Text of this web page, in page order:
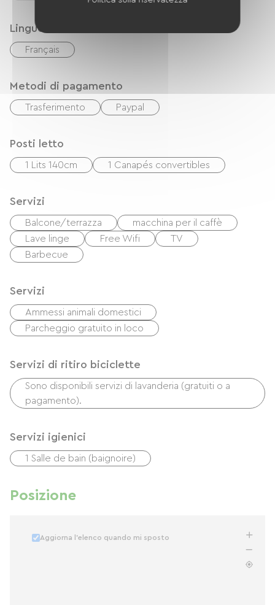
Lingue
Français
Metodi di pagamento
Trasferimento Paypal
Posti letto
1 Lits 140cm 1 Canapés convertibles
Servizi
Balcone/terrazza
macchina per il caffè
Lave linge
Free Wifi
TV
Barbecue
Servizi
Ammessi animali domestici
Parcheggio gratuito in loco
Servizi di ritiro biciclette
Sono disponibili servizi di lavanderia (gratuiti o a
pagamento).
Servizi igienici
1 Salle de bain (baignoire)
Posizione
Aggiorna l'elenco quando mi sposto